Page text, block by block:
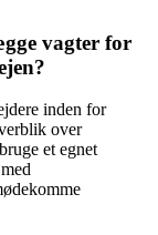
vagter for
inden for
over
et egnet